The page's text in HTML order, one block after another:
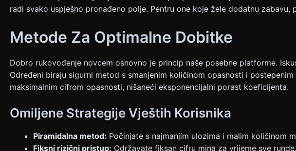
radi svako uspješno pronađeno polje. Pentru one koje žele dodatnu zabavu,
Metode Za Optimalne Dobitke
Dobro rukovođenje novcem osnovno je princip naše posebne platforme.
Određeni biraju sigurni metod s smanjenim količinom opasnosti i
maksimalnim cifrom opasnosti, nišaneći eksponencijalni porast koeficijenta.
Omiljene Strategije Vještih Korisnika
Piramidalna metod: Počinjate s najmanjim ulozima i malim količinom
Fiksni rizični pristup: Održavate fiksan cifru mina za vrijeme sve